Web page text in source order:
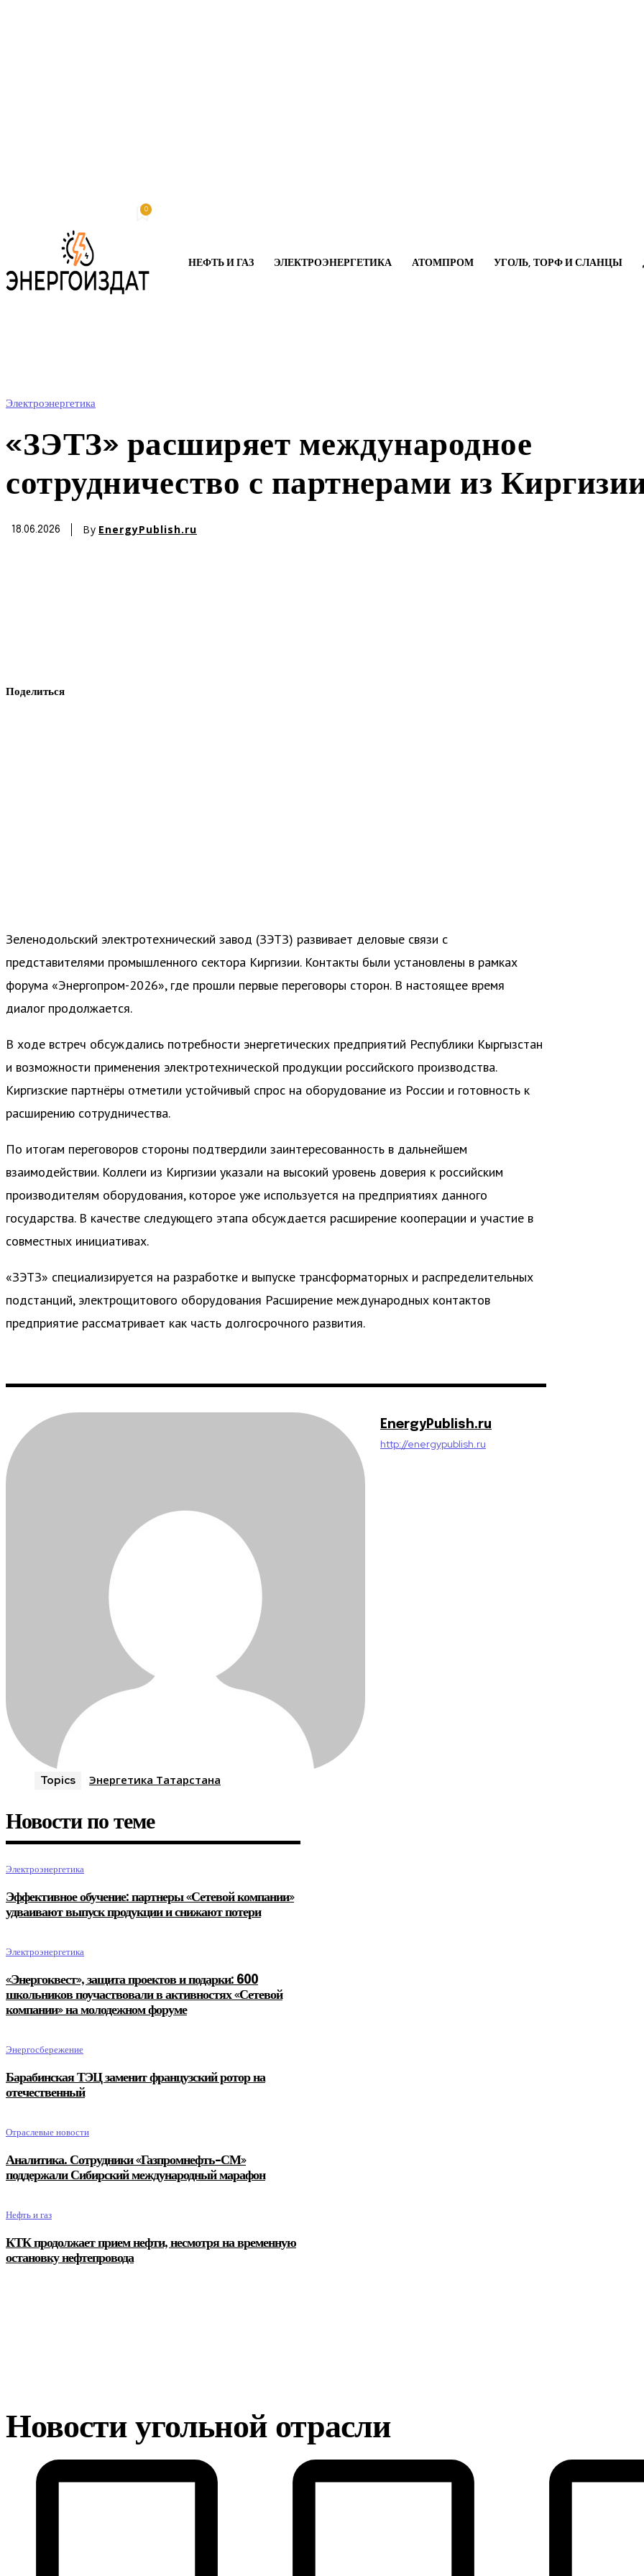
0
НЕФТЬ И ГАЗ ЭЛЕКТРОЭНЕРГЕТИКА АТОМПРОМ УГОЛЬ, ТОРФ И СЛАНЦЫ
Электроэнергетика
«ЗЭТЗ» расширяет международное
сотрудничество с партнерами из
18.06.2026 By EnergyPublish.ru
Поделиться
Зеленодольский электротехнический завод (ЗЭТЗ) развивает деловые связи с
представителями промышленного сектора Киргизии. Контакты были установлены в рамках
форума «Энергопром-2026», где прошли первые переговоры сторон. В настоящее время
диалог продолжается.
В ходе встреч обсуждались потребности энергетических предприятий Республики Кыргызстан
и возможности применения электротехнической продукции российского производства.
Киргизские партнёры отметили устойчивый спрос на оборудование из России и готовность к
расширению сотрудничества.
По итогам переговоров стороны подтвердили заинтересованность в дальнейшем
взаимодействии. Коллеги из Киргизии указали на высокий уровень доверия к российским
производителям оборудования, которое уже используется на предприятиях данного
государства. В качестве следующего этапа обсуждается расширение кооперации и участие в
совместных инициативах.
«ЗЭТЗ» специализируется на разработке и выпуске трансформаторных и распределительных
подстанций, электрощитового оборудования Расширение международных контактов
предприятие рассматривает как часть долгосрочного развития.
EnergyPublish.ru
http://energypublish.ru
Topics Энергетика Татарстана
Новости по теме
Электроэнергетика
Эффективное обучение: партнеры «Сетевой компании»
удваивают выпуск продукции и снижают потери
Электроэнергетика
«Энергоквест», защита проектов и подарки: 600
школьников поучаствовали в активностях «Сетевой
компании» на молодежном форуме
Энергосбережение
Барабинская ТЭЦ заменит французский ротор на
отечественный
Отраслевые новости
Аналитика. Сотрудники «Газпромнефть-СМ»
поддержали Сибирский международный марафон
Нефть и газ
КТК продолжает прием нефти, несмотря на временную
остановку нефтепровода
Новости угольной отрасли